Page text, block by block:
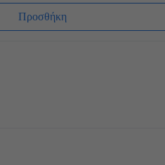
και σε χάρτινη συσκευασία Tetra
μας να
νερό με νέο και φιλικό προς
περιβάλλον. Ενώ ένα άλλο
κλείνει ξανά, μετά από κάθε
πάντα φρέσκο ​​και
Προσθήκη